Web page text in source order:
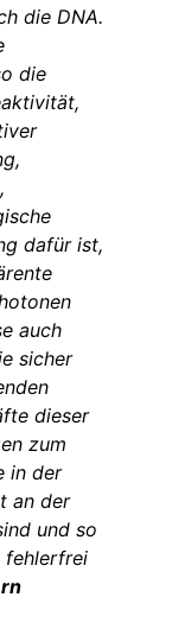
die DNA.
die
dafür ist,
auch
sicher
dieser
zum
in der
an der
und so
fehlerfrei